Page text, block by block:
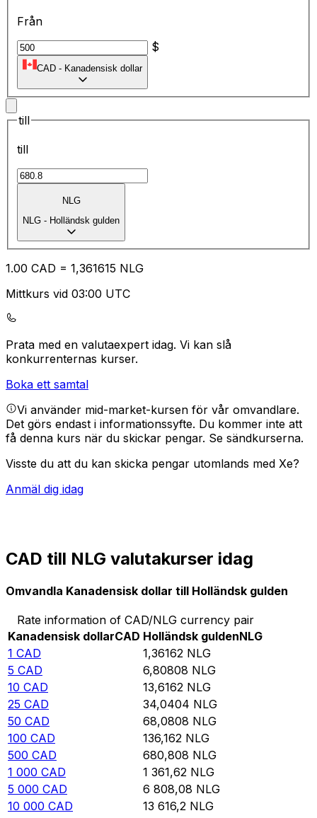
Från
$
CAD - Kanadensisk dollar
till
till
NLG
NLG - Holländsk gulden
1.00 CAD = 1,361615 NLG
Mittkurs vid 03:00 UTC
Prata med en valutaexpert idag. Vi kan slå
konkurrenternas kurser.
Boka ett samtal
Vi använder mid-market-kursen för vår omvandlare.
Det görs endast i informationssyfte. Du kommer inte att
få denna kurs när du skickar pengar. Se sändkurserna.
Visste du att du kan skicka pengar utomlands med Xe?
Anmäl dig idag
CAD till NLG valutakurser idag
Omvandla Kanadensisk dollar till Holländsk gulden
Rate information of CAD/NLG currency pair
Kanadensisk dollarCAD Holländsk guldenNLG
1 CAD 1,36162 NLG
5 CAD 6,80808 NLG
10 CAD 13,6162 NLG
25 CAD 34,0404 NLG
50 CAD 68,0808 NLG
100 CAD 136,162 NLG
500 CAD 680,808 NLG
1 000 CAD 1 361,62 NLG
5 000 CAD 6 808,08 NLG
10 000 CAD 13 616,2 NLG